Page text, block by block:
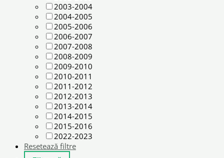
2003-2004
2004-2005
2005-2006
2006-2007
2007-2008
2008-2009
2009-2010
2010-2011
2011-2012
2012-2013
2013-2014
2014-2015
2015-2016
2022-2023
Resetează filtre